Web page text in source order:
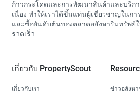
ก้าวกระโดดและการพัฒนาสินค้าและบริก
เนื่อง ทำให้เราได้ขึ้นแท่นผู้เชี่ยวชาญในกา
และซื้ออันดับต้นของตลาดอสังหาริมทรัพย์ใ
รวดเร็ว
เกี่ยวกับ PropertyScout
เกี่ยวกับเรา ข่าวอสังหา